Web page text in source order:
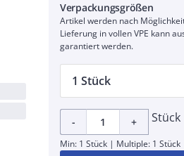
Verpackungsgrößen
Artikel werden nach
Lieferung in vollen VPE kann
garantiert werden.
1 Stück
- + Stück
Min: 1 Stück | Multiple: 1 Stück